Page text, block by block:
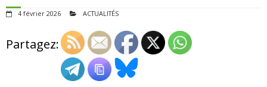
QUI SOMMES-NOUS ?
ADHÉSIONS, DONS, CONTACT
4 février 2026 ACTUALITÉS
Partagez: